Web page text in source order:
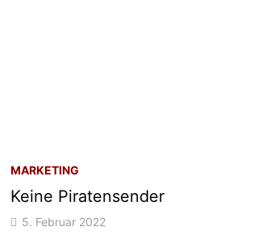
MARKETING
Keine Piratensender
5. Februar 2022